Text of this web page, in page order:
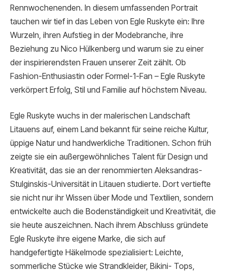
Rennwochenenden. In diesem umfassenden Portrait
tauchen wir tief in das Leben von Egle Ruskyte ein: Ihre
Wurzeln, ihren Aufstieg in der Modebranche, ihre
Beziehung zu Nico Hülkenberg und warum sie zu einer
der inspirierendsten Frauen unserer Zeit zählt. Ob
Fashion-Enthusiastin oder Formel-1-Fan – Egle Ruskyte
verkörpert Erfolg, Stil und Familie auf höchstem Niveau.
Egle Ruskyte wuchs in der malerischen Landschaft
Litauens auf, einem Land bekannt für seine reiche Kultur,
üppige Natur und handwerkliche Traditionen. Schon früh
zeigte sie ein außergewöhnliches Talent für Design und
Kreativität, das sie an der renommierten Aleksandras-
Stulginskis-Universität in Litauen studierte. Dort vertiefte
sie nicht nur ihr Wissen über Mode und Textilien, sondern
entwickelte auch die Bodenständigkeit und Kreativität, die
sie heute auszeichnen. Nach ihrem Abschluss gründete
Egle Ruskyte ihre eigene Marke, die sich auf
handgefertigte Häkelmode spezialisiert: Leichte,
sommerliche Stücke wie Strandkleider, Bikini- Tops,